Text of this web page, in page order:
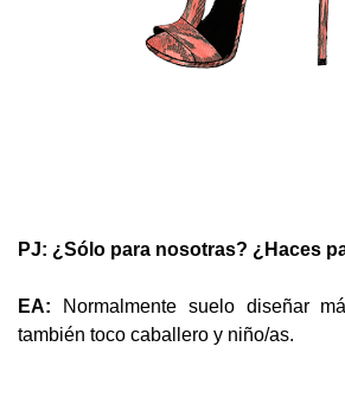
PJ: ¿Sólo para nosotras? ¿Haces
EA:
Normalmente suelo diseñar
también toco caballero y niño/as.